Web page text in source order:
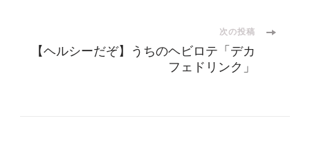
ビ
次の投稿
【ヘルシーだぞ】うちのヘビロテ「デカ
フェドリンク」